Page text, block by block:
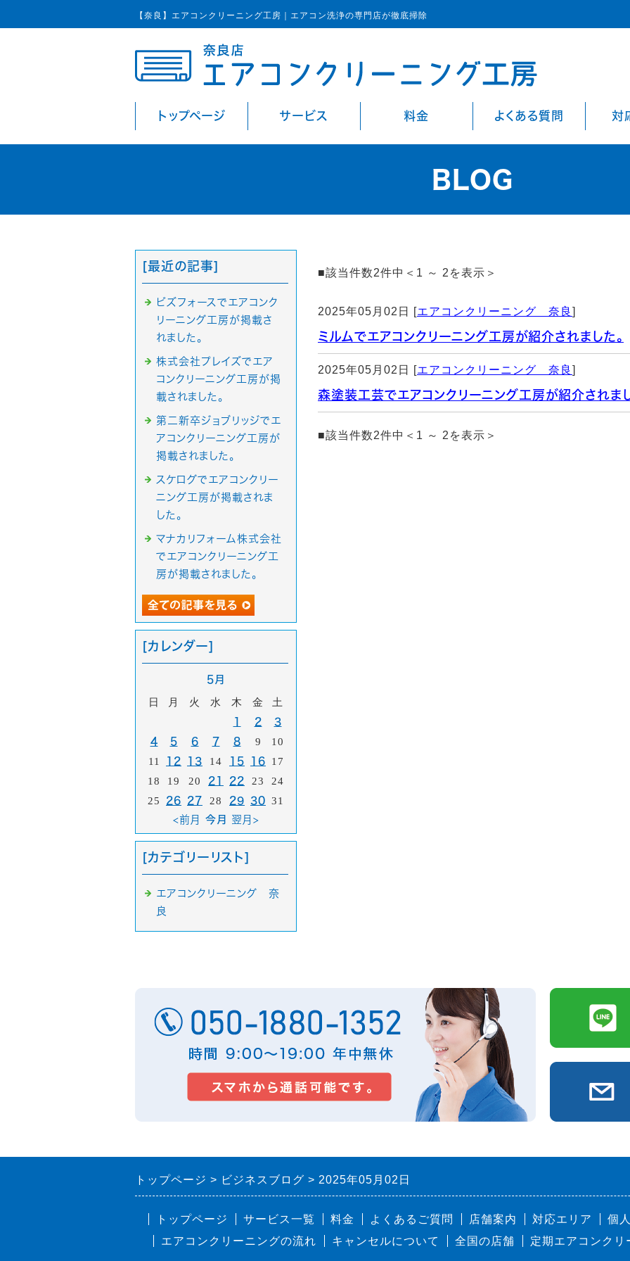
【奈良】エアコンクリーニング工房｜エアコン洗浄の専門店が徹底掃除
トップページ サービス 料金 よくある質問 対
BLOG
■該当件数2件中＜1 ～ 2を表示＞
2025年05月02日 [エアコンクリーニング 奈良 ]
ミルムでエアコンクリーニング工房が紹介されました。
2025年05月02日 [エアコンクリーニング 奈良 ]
森塗装工芸でエアコンクリーニング工房が紹介されま
■該当件数2件中＜1 ～ 2を表示＞
[最近の記事]
ビズフォースでエアコンク
リーニング工房が掲載さ
れました。
株式会社プレイズでエア
コンクリーニング工房が掲
載されました。
第二新卒ジョブリッジでエ
アコンクリーニング工房が
掲載されました。
スケログでエアコンクリー
ニング工房が掲載されま
した。
マナカリフォーム株式会社
でエアコンクリーニング工
房が掲載されました。
[カレンダー]
5月
日 月 火 水 木 金 土
1 2
3
4
5 6 7 8 9
10
11
12 13 14 15 16
17
18
19 20 21 22 23
24
25
26 27 28 29 30 31
<前月 今月 翌月>
[カテゴリーリスト]
エアコンクリーニング 奈
良
トップページ ビジネスブログ 2025年05月02日
トップページ サービス一覧 料金 よくあるご質問 店舗案内 対応エリア
個
エアコンクリーニングの流れ
キャンセルについて 全国の店舗 定期エアコンクリ